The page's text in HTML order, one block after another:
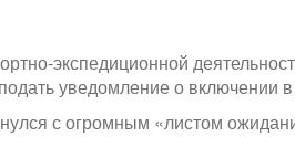
экспедиционной
уведомление о включении
с огромным «листом